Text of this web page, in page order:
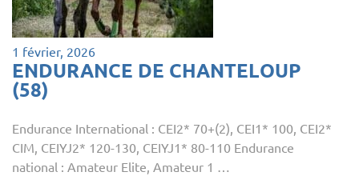
1 février, 2026
ENDURANCE DE CHANTELOUP
(58)
Endurance International : CEI2* 70+(2), CEI1* 100, CEI2*
CIM, CEIYJ2* 120-130, CEIYJ1* 80-110 Endurance
national : Amateur Elite, Amateur 1 …